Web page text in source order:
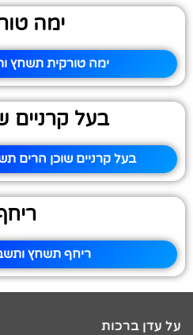
ימה
ימה טורקית תשחץ
בעל קרניים
בעל קרניים שוכן הרים
ריחף תשחץ
על עדן ברכות